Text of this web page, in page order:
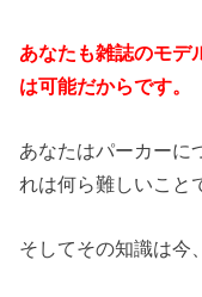
あなたも雑誌のモデ
は可能だからです。
あなたはパーカーに
れは何ら難しいこと
そしてその知識は今